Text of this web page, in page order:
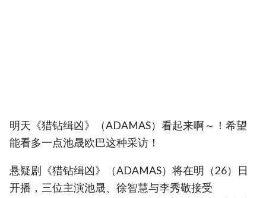
明天《猎钻缉凶》（ADAMAS）看起来啊～！希望
能看多一点池晟欧巴这种采访！
悬疑剧《猎钻缉凶》（ADAMAS）将在明（26）日
开播，三位主演池晟、徐智慧与李秀敬接受